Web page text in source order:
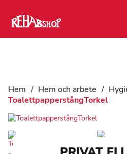
Hem / Hem och arbete /
ToalettpapperstångTorkel